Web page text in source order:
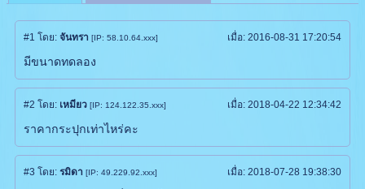
#1 โดย: จันทรา [IP: 58.10.64.xxx] เมื่อ:2016-08-31 17:20:54
มีขนาดทดลอง
#2 โดย: เหมียว [IP: 124.122.35.xxx] เมื่อ:2018-04-22 12:34:42
ราคากระปุกเท่าไหร่คะ
#3 โดย: รมิดา [IP: 49.229.92.xxx] เมื่อ:2018-07-28 19:38:30